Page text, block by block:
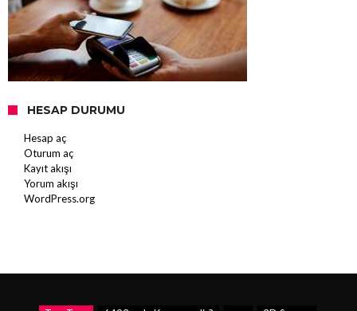
HESAP DURUMU
Hesap aç
Oturum aç
Kayıt akışı
Yorum akışı
WordPress.org